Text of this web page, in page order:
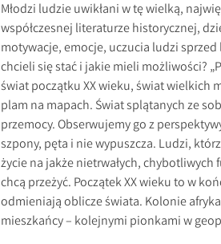
Młodzi ludzie uwikłani w tę wielką,
współczesnej literaturze historycznej,
motywacje, emocje, uczucia ludzi sprzed
chcieli się stać i jakie mieli możliwości?
świat początku XX wieku, świat wielkich
plam na mapach. Świat splątanych ze
przemocy. Obserwujemy go z
szpony, pęta i nie wypuszcza. Ludzi,
życie na jakże nietrwałych, chybotliwych
chcą przeżyć. Początek XX wieku to w
odmieniają oblicze świata. Kolonie
mieszkańcy – kolejnymi pionkami w